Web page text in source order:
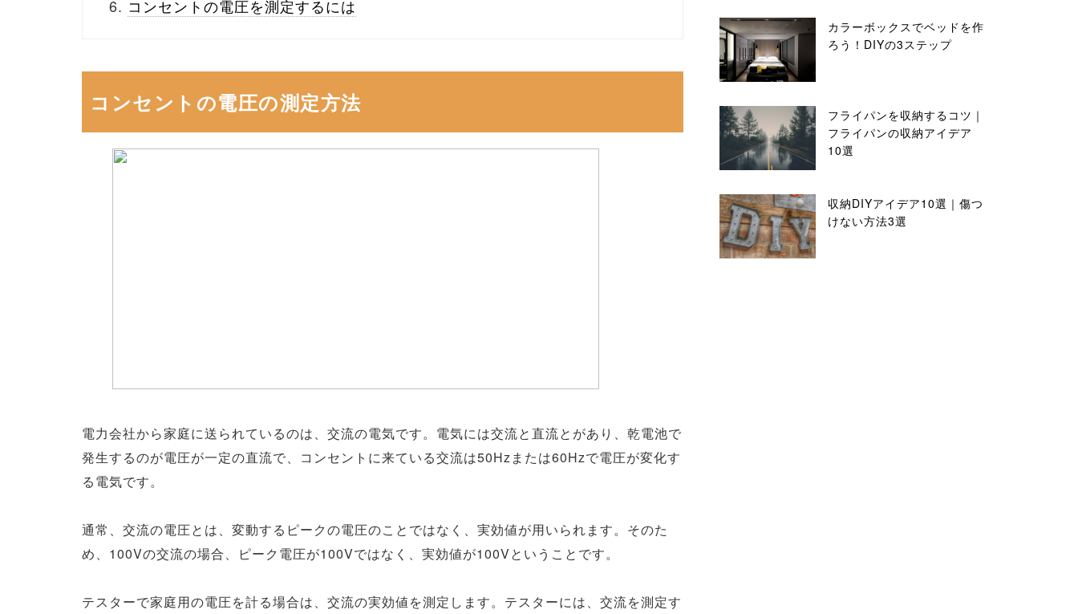
コンセントの電圧を測定するには
コンセントの電圧の測定方法
電力会社から家庭に送られているのは、交流の電気です。電気には交流と直流とがあり、乾電池で
発生するのが電圧が一定の直流で、コンセントに来ている交流は50Hzまたは60Hzで電圧が変化す
る電気です。
通常、交流の電圧とは、変動するピークの電圧のことではなく、実効値が用いられます。そのた
め、100Vの交流の場合、ピーク電圧が100Vではなく、実効値が100Vということです。
テスターで家庭用の電圧を計る場合は、交流の実効値を測定します。テスターには、交流を測定す
カラーボックスでベッドを作
ろう！DIYの3ステップ
フライパンを収納するコツ｜
フライパンの収納アイデア
10選
収納DIYアイデア10選｜傷つ
けない方法3選